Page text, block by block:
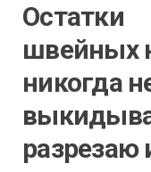
Остатки
швейных
никогда
разрезаю